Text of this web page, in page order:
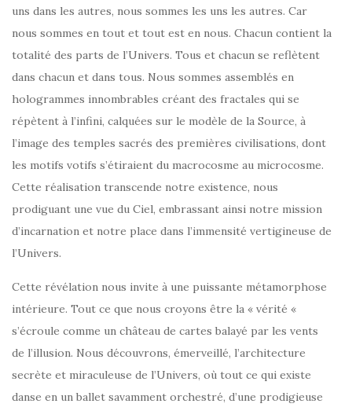
uns dans les autres, nous sommes les uns les autres. Car
nous sommes en tout et tout est en nous. Chacun contient la
totalité des parts de l’Univers. Tous et chacun se reflètent
dans chacun et dans tous. Nous sommes assemblés en
hologrammes innombrables créant des fractales qui se
répètent à l’infini, calquées sur le modèle de la Source, à
l’image des temples sacrés des premières civilisations, dont
les motifs votifs s’étiraient du macrocosme au microcosme.
Cette réalisation transcende notre existence, nous
prodiguant une vue du Ciel, embrassant ainsi notre mission
d’incarnation et notre place dans l’immensité vertigineuse de
l’Univers.
Cette révélation nous invite à une puissante métamorphose
intérieure. Tout ce que nous croyons être la « vérité «
s’écroule comme un château de cartes balayé par les vents
de l’illusion. Nous découvrons, émerveillé, l’architecture
secrète et miraculeuse de l’Univers, où tout ce qui existe
danse en un ballet savamment orchestré, d’une prodigieuse